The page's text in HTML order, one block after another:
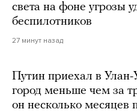
света на фоне угрозы
беспилотников
27 минут назад
Путин приехал в
город меньше чем за
он несколько месяцев